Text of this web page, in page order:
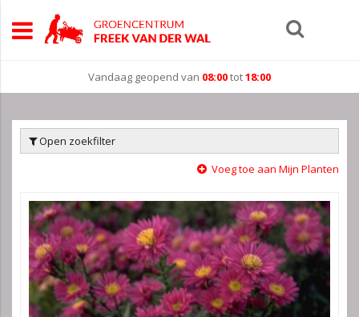
Vandaag geopend van 08:00tot18:00
Open zoekfilter
Voeg toe aan Mijn Planten